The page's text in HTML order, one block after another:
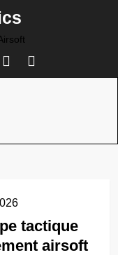
tactique
airsoft